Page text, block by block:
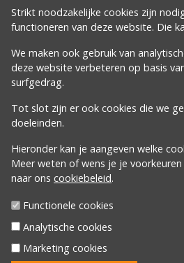
Strikt noodzakelijke cookies zijn
functioneren van deze website. Die
We maken ook gebruik van
deze website verbeteren op basis
surfgedrag.
Tot slot zijn er ook cookies die we
doeleinden.
Hieronder kan je aangeven welke
Meer weten of wens je je
naar ons cookiebeleid.
Functionele cookies
Analytische cookies
Marketing cookies
Proclaimer
Volg
Davos Inc | Egidius van
Sijsele/Damme | GSM
5317 |